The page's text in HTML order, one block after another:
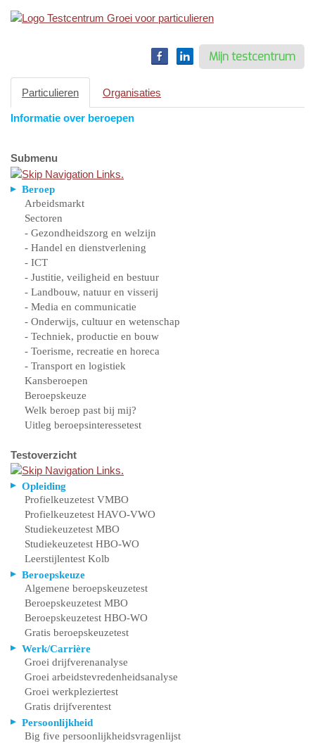
Mijn testcentrum
Particulieren Organisaties
Informatie over beroepen
Submenu
Beroep
Arbeidsmarkt
Sectoren
- Gezondheidszorg en welzijn
- Handel en dienstverlening
- ICT
- Justitie, veiligheid en bestuur
- Landbouw, natuur en visserij
- Media en communicatie
- Onderwijs, cultuur en wetenschap
- Techniek, productie en bouw
- Toerisme, recreatie en horeca
- Transport en logistiek
Kansberoepen
Beroepskeuze
Welk beroep past bij mij?
Uitleg beroepsinteressetest
Testoverzicht
Opleiding
Profielkeuzetest VMBO
Profielkeuzetest HAVO-VWO
Studiekeuzetest MBO
Studiekeuzetest HBO-WO
Leerstijlentest Kolb
Beroepskeuze
Algemene beroepskeuzetest
Beroepskeuzetest MBO
Beroepskeuzetest HBO-WO
Gratis beroepskeuzetest
Werk/Carrière
Groei drijfverenanalyse
Groei arbeidstevredenheidsanalyse
Groei werkpleziertest
Gratis drijfverentest
Persoonlijkheid
Big five persoonlijkheidsvragenlijst